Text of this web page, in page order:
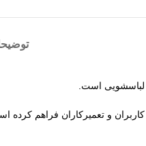
و تعمیرکاران فراهم کرده